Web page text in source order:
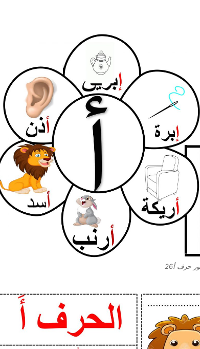
حرف أ26